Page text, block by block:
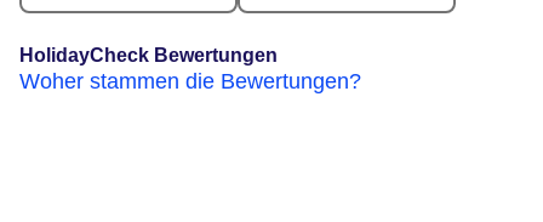
HolidayCheck Bewertungen
Woher stammen die Bewertungen?